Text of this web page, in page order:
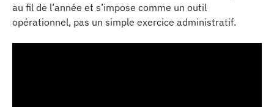
au fil de l’année et s’impose comme un outil
opérationnel, pas un simple exercice administratif.